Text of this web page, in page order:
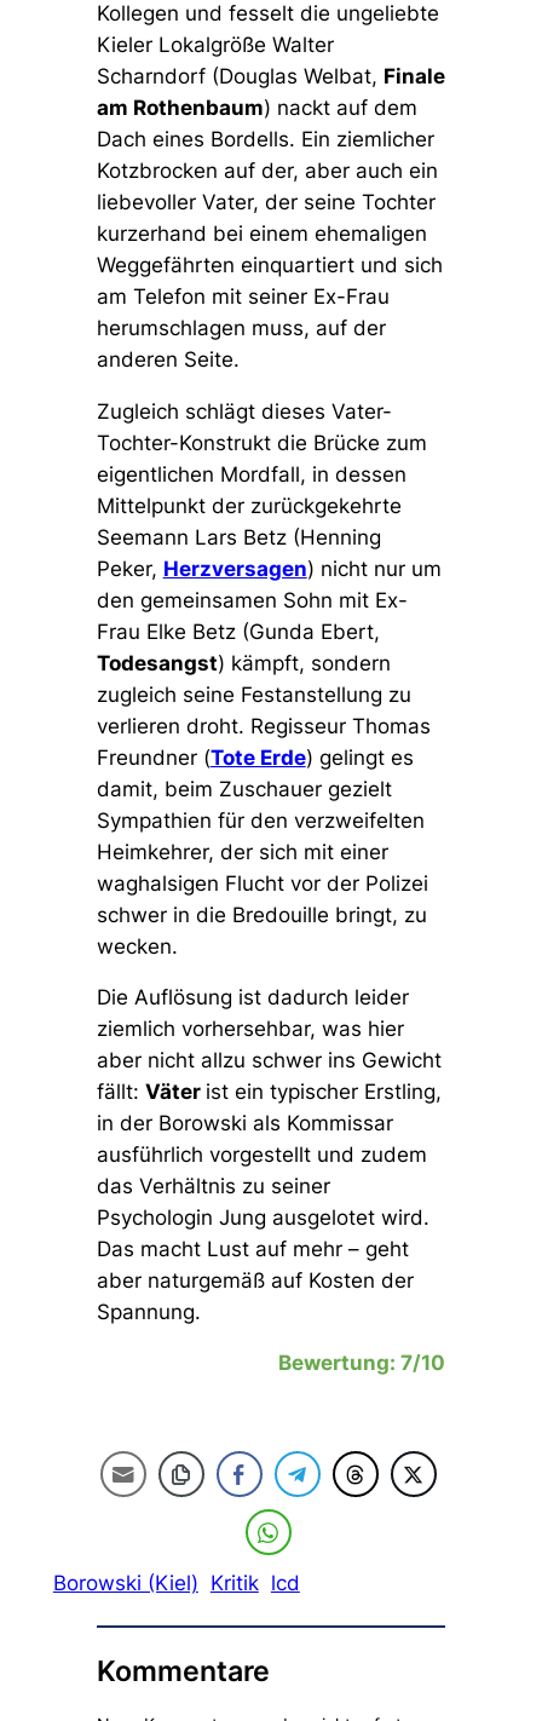
Kollegen und fesselt die ungeliebte
Kieler Lokalgröße Walter
Scharndorf (Douglas Welbat, Finale
am Rothenbaum) nackt auf dem
Dach eines Bordells. Ein ziemlicher
Kotzbrocken auf der, aber auch ein
liebevoller Vater, der seine Tochter
kurzerhand bei einem ehemaligen
Weggefährten einquartiert und sich
am Telefon mit seiner Ex-Frau
herumschlagen muss, auf der
anderen Seite.
Zugleich schlägt dieses Vater-
Tochter-Konstrukt die Brücke zum
eigentlichen Mordfall, in dessen
Mittelpunkt der zurückgekehrte
Seemann Lars Betz (Henning
Peker, Herzversagen) nicht nur um
den gemeinsamen Sohn mit Ex-
Frau Elke Betz (Gunda Ebert,
Todesangst) kämpft, sondern
zugleich seine Festanstellung zu
verlieren droht. Regisseur Thomas
Freundner (Tote Erde) gelingt es
damit, beim Zuschauer gezielt
Sympathien für den verzweifelten
Heimkehrer, der sich mit einer
waghalsigen Flucht vor der Polizei
schwer in die Bredouille bringt, zu
wecken.
Die Auflösung ist dadurch leider
ziemlich vorhersehbar, was hier
aber nicht allzu schwer ins Gewicht
fällt: Väter ist ein typischer Erstling,
in der Borowski als Kommissar
ausführlich vorgestellt und zudem
das Verhältnis zu seiner
Psychologin Jung ausgelotet wird.
Das macht Lust auf mehr – geht
aber naturgemäß auf Kosten der
Spannung.
Bewertung: 7/10
Borowski (Kiel) Kritik lcd
Kommentare